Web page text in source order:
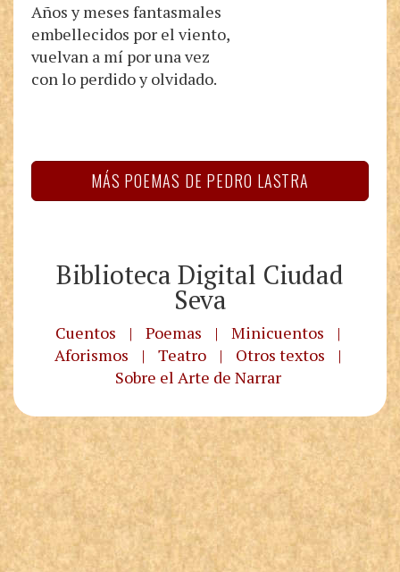
Años y meses fantasmales
embellecidos por el viento,
vuelvan a mí por una vez
con lo perdido y olvidado.
MÁS POEMAS DE PEDRO LASTRA
Biblioteca Digital Ciudad
Seva
Cuentos | Poemas | Minicuentos
|
Aforismos
| Teatro | Otros textos
|
Sobre el Arte de Narrar